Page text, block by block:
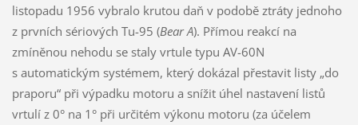
listopadu 1956 vybralo krutou daň v podobě ztráty jednoho
z prvních sériových Tu-95 (Bear A). Přímou reakcí na
zmíněnou nehodu se staly vrtule typu AV-60N
s automatickým systémem, který dokázal přestavit listy „do
praporu“ při výpadku motoru a snížit úhel nastavení listů
vrtulí z 0° na 1° při určitém výkonu motoru (za účelem